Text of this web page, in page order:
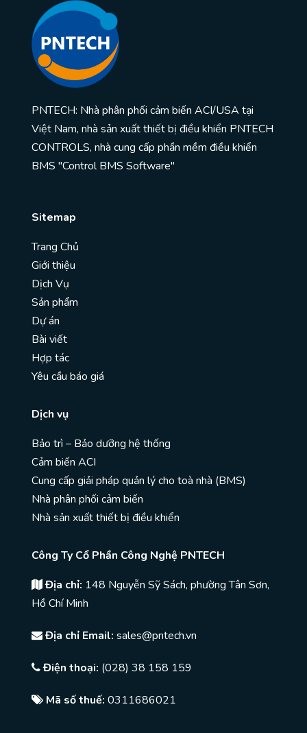
PNTECH: Nhà phân phối cảm biến ACI/USA tại
Việt Nam, nhà sản xuất thiết bị điều khiển PNTECH
CONTROLS, nhà cung cấp phần mềm điều khiển
BMS "Control BMS Software"
Sitemap
Trang Chủ
Giới thiệu
Dịch Vụ
Sản phẩm
Dự án
Bài viết
Hợp tác
Yêu cầu báo giá
Dịch vụ
Bảo trì – Bảo dưỡng hệ thống
Cảm biến ACI
Cung cấp giải pháp quản lý cho toà nhà (BMS)
Nhà phân phối cảm biến
Nhà sản xuất thiết bị điều khiển
Công Ty Cổ Phần Công Nghệ PNTECH
Địa chỉ: 148 Nguyễn Sỹ Sách, phường Tân Sơn,
Hồ Chí Minh
Địa chỉ Email: sales@pntech.vn
Điện thoại: (028) 38 158 159
Mã số thuế: 0311686021